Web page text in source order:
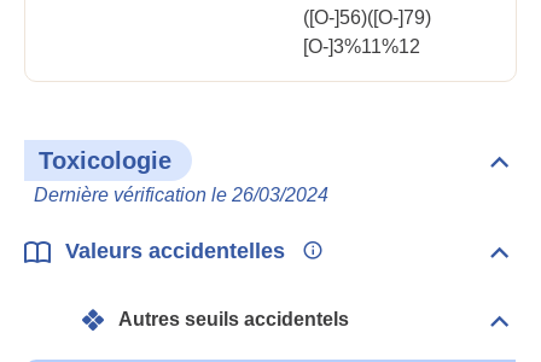
([O-]56)([O-]79)
[O-]3%11%12
Toxicologie
Dernière vérification le 26/03/2024
Valeurs accidentelles
Autres seuils accidentels